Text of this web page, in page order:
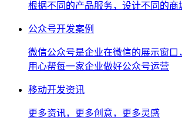
根据不同的产品服务，设计不同的商
公众号开发案例
微信公众号是企业在微信的展示窗口
用心帮每一家企业做好公众号运营
移动开发资讯
更多资讯，更多创意，更多灵感